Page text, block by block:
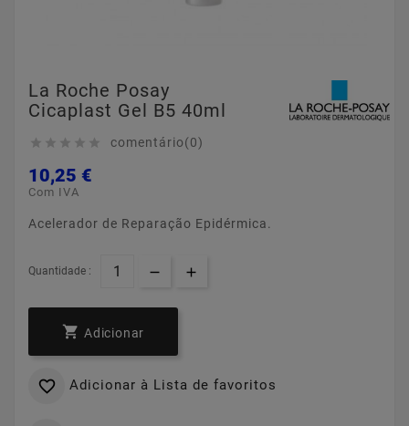
La Roche Posay
Cicaplast Gel B5 40ml
     comentário(0)
10,25 €
Com IVA
Acelerador de Reparação Epidérmica.
Quantidade :
 Adicionar
 Adicionar à Lista de favoritos